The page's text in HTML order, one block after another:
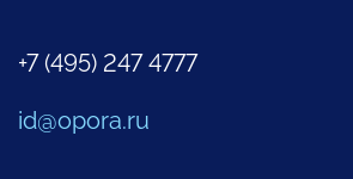
+7 (495) 247 4777
id@opora.ru